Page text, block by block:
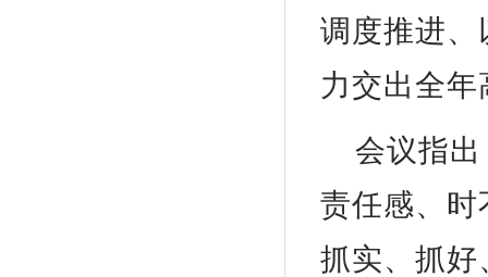
调度推进、
力交出全
会议指
责任感、时
抓实、抓好